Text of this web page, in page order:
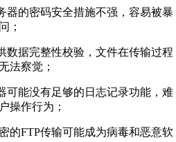
器的密码安全措施不强，容易被暴
；
数据完整性校验，文件在传输过程
法察觉；
可能没有足够的日志记录功能，难
操作行为；
的FTP传输可能成为病毒和恶意软